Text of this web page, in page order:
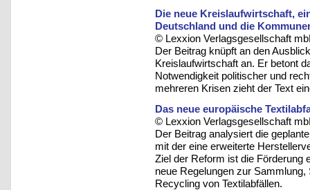
Die neue Kreislaufwirtschaft,
Deutschland und die
© Lexxion Verlagsgesellschaft
Der Beitrag knüpft an den
Kreislaufwirtschaft an. Er betont
Notwendigkeit politischer und
mehreren Krisen zieht der Text
Das neue europäische
© Lexxion Verlagsgesellschaft
Der Beitrag analysiert die
mit der eine erweiterte
Ziel der Reform ist die Förderung
neue Regelungen zur
Recycling von Textilabfällen.